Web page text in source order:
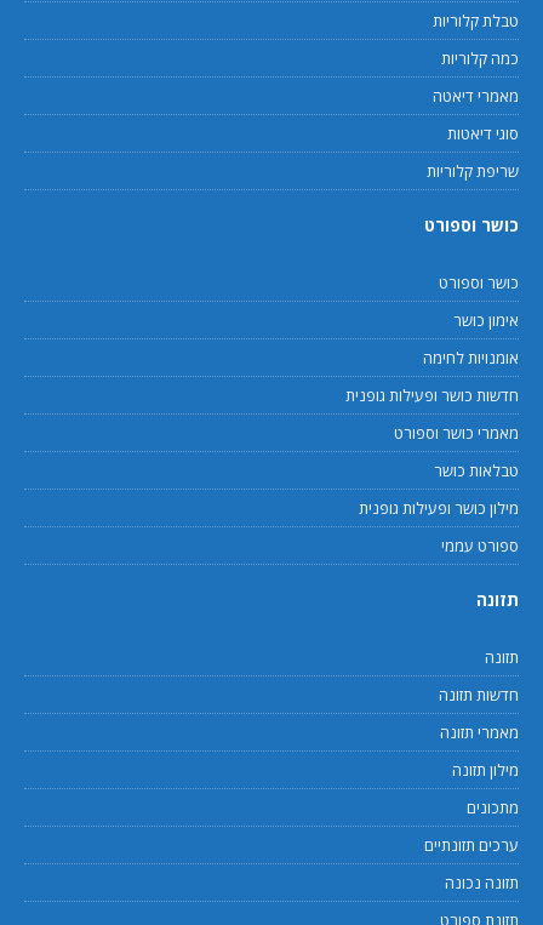
טבלת קלוריות
כמה קלוריות
מאמרי דיאטה
סוגי דיאטות
שריפת קלוריות
כושר וספורט
כושר וספורט
אימון כושר
אומנויות לחימה
חדשות כושר ופעילות גופנית
מאמרי כושר וספורט
טבלאות כושר
מילון כושר ופעילות גופנית
ספורט עממי
תזונה
תזונה
חדשות תזונה
מאמרי תזונה
מילון תזונה
מתכונים
ערכים תזונתיים
תזונה נכונה